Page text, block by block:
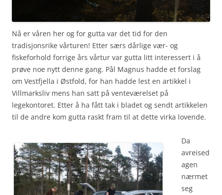
Nå er våren her og for gutta var det tid for den
tradisjonsrike vårturen! Etter særs dårlige vær- og
fiskeforhold forrige års vårtur var gutta litt interessert i å
prøve noe nytt denne gang. Pål Magnus hadde et forslag
om Vestfjella i Østfold, for han hadde lest en artikkel i
Villmarksliv mens han satt på venteværelset på
legekontoret. Etter å ha fått tak i bladet og sendt artikkelen
til de andre kom gutta raskt fram til at dette virka lovende.
Da
avreised
agen
nærmet
seg